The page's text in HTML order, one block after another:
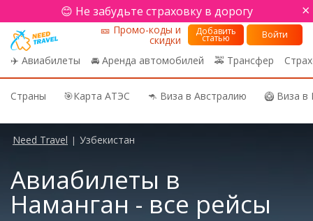
😊 Не забудьте страховку в дорогу ×
✈️ Авиабилеты 🚘 Аренда автомобилей 🚕 Трансфер
🎫 Промо-коды и
скидки
Добавить
статью Войти
Страны 🎯Карта АТЭС 🦘 Виза в Австралию 🥝 Виза
Need Travel | Узбекистан
Авиабилеты в
Наманган - все рейсы